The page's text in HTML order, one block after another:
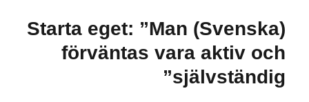
straffa
personer
med
(Svenska) Starta eget: ”Man
förväntas vara aktiv och
självständig”